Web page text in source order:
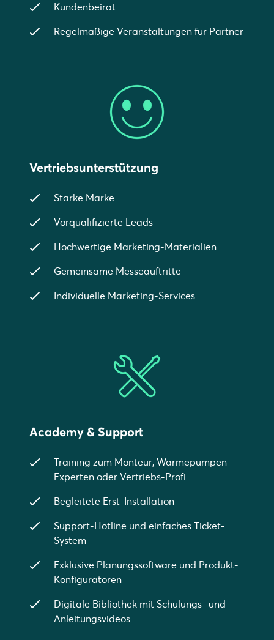
Kundenbeirat
Regelmäßige Veranstaltungen für Partner
Vertriebsunterstützung
Starke Marke
Vorqualifizierte Leads
Hochwertige Marketing-Materialien
Gemeinsame Messeauftritte
Individuelle Marketing-Services
Academy & Support
Training zum Monteur, Wärmepumpen-
Experten oder Vertriebs-Profi
Begleitete Erst-Installation
Support-Hotline und einfaches Ticket-
System
Exklusive Planungssoftware und Produkt-
Konfiguratoren
Digitale Bibliothek mit Schulungs- und
Anleitungsvideos